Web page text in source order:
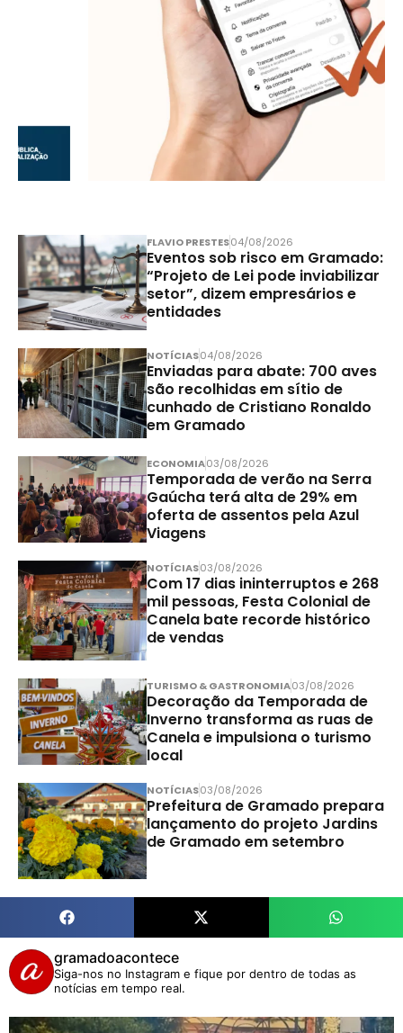
FLAVIO PRESTES04/08/2026
Eventos sob risco em Gramado:
“Projeto de Lei pode inviabilizar
setor”, dizem empresários e
entidades
NOTÍCIAS04/08/2026
Enviadas para abate: 700 aves
são recolhidas em sítio de
cunhado de Cristiano Ronaldo
em Gramado
ECONOMIA03/08/2026
Temporada de verão na Serra
Gaúcha terá alta de 29% em
oferta de assentos pela Azul
Viagens
NOTÍCIAS03/08/2026
Com 17 dias ininterruptos e 268
mil pessoas, Festa Colonial de
Canela bate recorde histórico
de vendas
TURISMO & GASTRONOMIA03/08/2026
Decoração da Temporada de
Inverno transforma as ruas de
Canela e impulsiona o turismo
local
NOTÍCIAS03/08/2026
Prefeitura de Gramado prepara
lançamento do projeto Jardins
de Gramado em setembro
gramadoacontece
Siga-nos no Instagram e fique por dentro de todas as
notícias em tempo real.